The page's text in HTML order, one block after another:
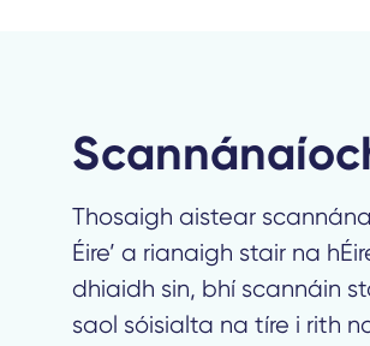
Thosaigh aistear
Éire’ a rianaigh stair na
dhiaidh sin, bhí scannáin
saol sóisialta na tíre i rith